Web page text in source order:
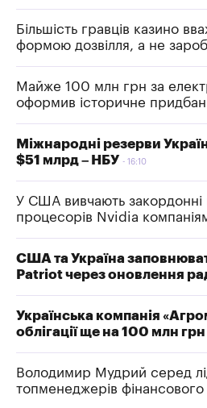
Більшість гравців казино
формою дозвілля, а не
Майже 100 млн грн за
оформив історичне
Міжнародні резерви
$51 млрд – НБУ
16:10
У США вивчають
процесорів Nvidia
США та Україна
Patriot через оновлення
Українська компанія
облігації ще на 100 млн грн
Володимир Мудрий серед
топменеджерів фінансового